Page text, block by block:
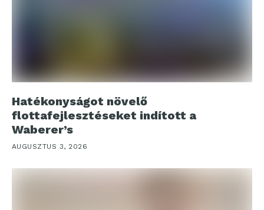
Hatékonyságot növelő
flottafejlesztéseket indított a
Waberer’s
AUGUSZTUS 3, 2026